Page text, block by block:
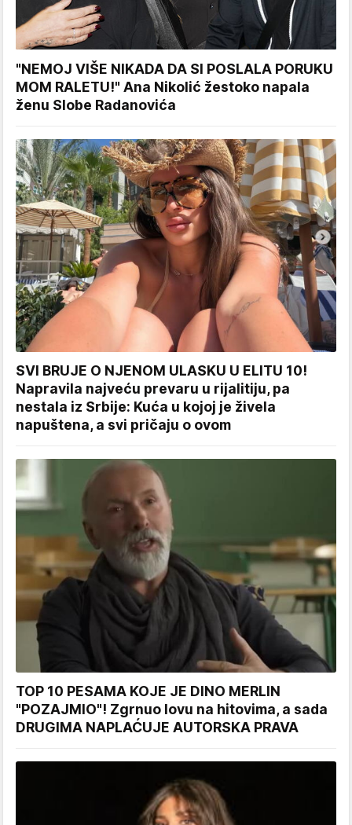
"NEMOJ VIŠE NIKADA DA SI POSLALA PORUKU
MOM RALETU!" Ana Nikolić žestoko napala
ženu Slobe Radanovića
SVI BRUJE O NJENOM ULASKU U ELITU 10!
Napravila najveću prevaru u rijalitiju, pa
nestala iz Srbije: Kuća u kojoj je živela
napuštena, a svi pričaju o ovom
TOP 10 PESAMA KOJE JE DINO MERLIN
"POZAJMIO"! Zgrnuo lovu na hitovima, a sada
DRUGIMA NAPLAĆUJE AUTORSKA PRAVA